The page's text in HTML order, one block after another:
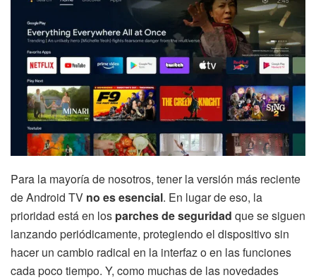
Para la mayoría de nosotros, tener la versión más reciente
de Android TV no es esencial. En lugar de eso, la
prioridad está en los parches de seguridad que se siguen
lanzando periódicamente, protegiendo el dispositivo sin
hacer un cambio radical en la interfaz o en las funciones
cada poco tiempo. Y, como muchas de las novedades